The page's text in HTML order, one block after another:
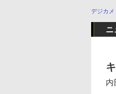
デジカメ
ニ
内